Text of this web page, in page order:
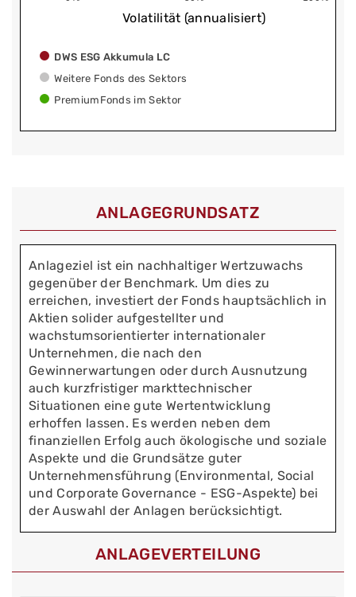
Volatilität (annualisiert)
DWS ESG Akkumula LC
Weitere Fonds des Sektors
PremiumFonds im Sektor
ANLAGEGRUNDSATZ
Anlageziel ist ein nachhaltiger Wertzuwachs
gegenüber der Benchmark. Um dies zu
erreichen, investiert der Fonds hauptsächlich in
Aktien solider aufgestellter und
wachstumsorientierter internationaler
Unternehmen, die nach den
Gewinnerwartungen oder durch Ausnutzung
auch kurzfristiger markttechnischer
Situationen eine gute Wertentwicklung
erhoffen lassen. Es werden neben dem
finanziellen Erfolg auch ökologische und soziale
Aspekte und die Grundsätze guter
Unternehmensführung (Environmental, Social
und Corporate Governance - ESG-Aspekte) bei
der Auswahl der Anlagen berücksichtigt.
ANLAGEVERTEILUNG